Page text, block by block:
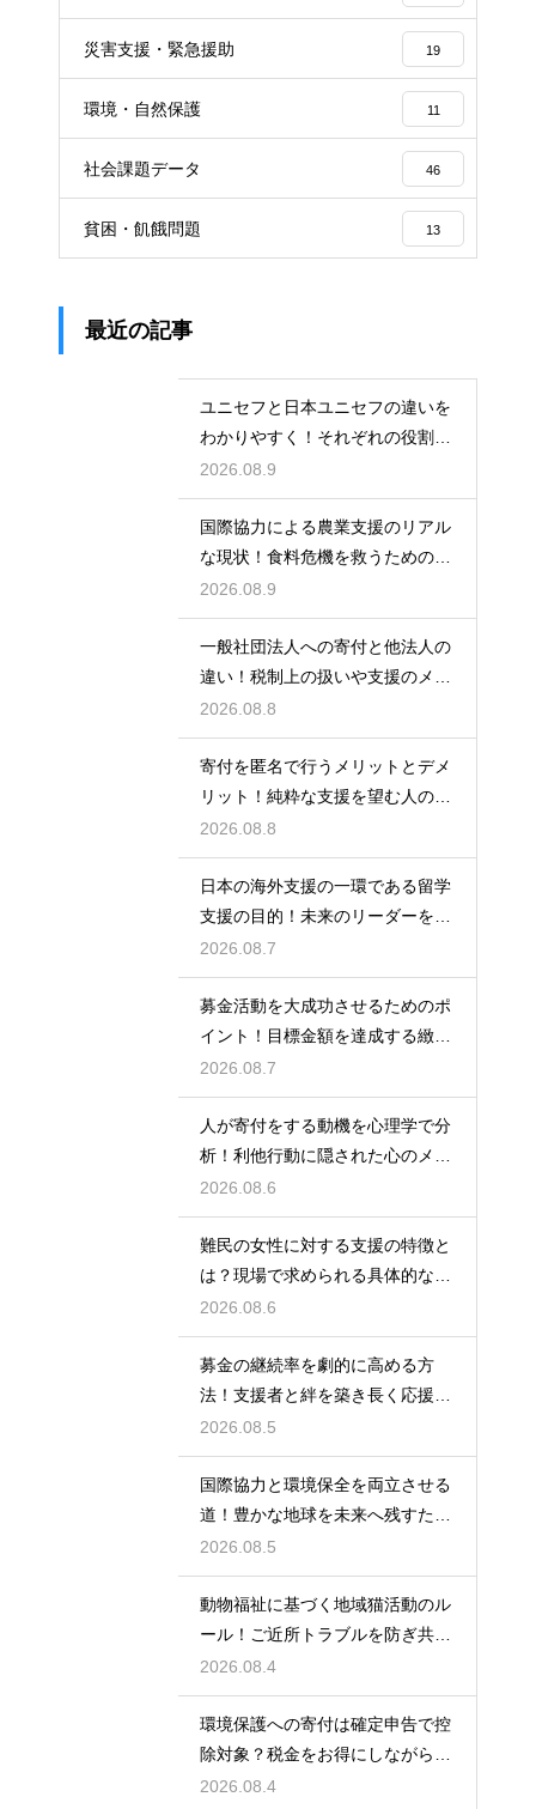
災害支援・緊急援助 19
環境・自然保護 11
社会課題データ 46
貧困・飢餓問題 13
最近の記事
ユニセフと日本ユニセフの違いを
わかりやすく！それぞれの役割と
関係性
2026.08.9
国際協力による農業支援のリアル
な現状！食料危機を救うための最
前線
2026.08.9
一般社団法人への寄付と他法人の
違い！税制上の扱いや支援のメリ
ット比較
2026.08.8
寄付を匿名で行うメリットとデメ
リット！純粋な支援を望む人のた
めの選択
2026.08.8
日本の海外支援の一環である留学
支援の目的！未来のリーダーを育
成する力
2026.08.7
募金活動を大成功させるためのポ
イント！目標金額を達成する緻密
な戦略
2026.08.7
人が寄付をする動機を心理学で分
析！利他行動に隠された心のメカ
ニズム
2026.08.6
難民の女性に対する支援の特徴と
は？現場で求められる具体的な行
動
2026.08.6
募金の継続率を劇的に高める方
法！支援者と絆を築き長く応援さ
れるコツ
2026.08.5
国際協力と環境保全を両立させる
道！豊かな地球を未来へ残すため
の策
2026.08.5
動物福祉に基づく地域猫活動のル
ール！ご近所トラブルを防ぎ共生
するコツ
2026.08.4
環境保護への寄付は確定申告で控
除対象？税金をお得にしながら自
然を守る術
2026.08.4